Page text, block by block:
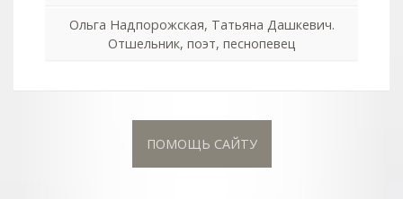
Ольга Надпорожская, Татьяна Дашкевич.
Отшельник, поэт, песнопевец
ПОМОЩЬ САЙТУ